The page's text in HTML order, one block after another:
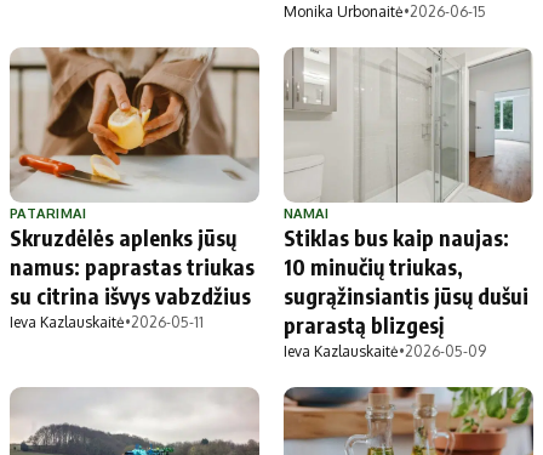
Monika Urbonaitė•2026-06-15
PATARIMAI
Skruzdėlės aplenks jūsų
namus: paprastas triukas
su citrina išvys vabzdžius
Ieva Kazlauskaitė•2026-05-11
NAMAI
Stiklas bus kaip naujas:
10 minučių triukas,
sugrąžinsiantis jūsų dušui
prarastą blizgesį
Ieva Kazlauskaitė•2026-05-09